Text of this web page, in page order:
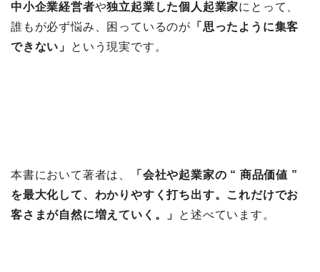
中小企業経営者や独立起業した個人起業家にとって、
誰もが必ず悩み、困っているのが 「思ったように集客
できない」
という現実です。
本書において著者は、
「会社や起業家の “ 商品価値 ”
を最大化して、わかりやすく打ち出す。これだけでお
客さまが自然に増えていく。」
と述べています。